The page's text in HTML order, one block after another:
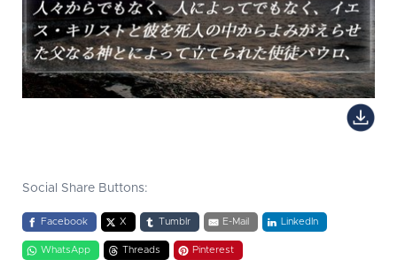
Social Share Buttons:
Facebook X Tumblr E-Mail LinkedIn
WhatsApp Threads Pinterest